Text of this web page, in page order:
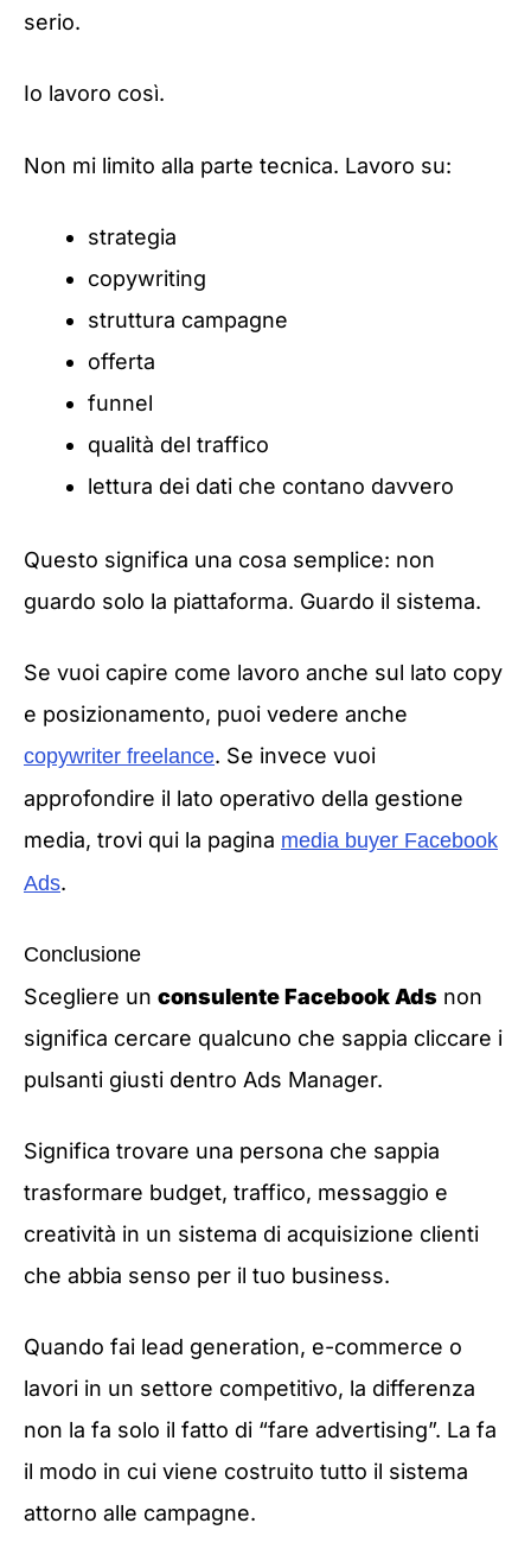
serio.
Io lavoro così.
Non mi limito alla parte tecnica. Lavoro su:
strategia
copywriting
struttura campagne
offerta
funnel
qualità del traffico
lettura dei dati che contano davvero
Questo significa una cosa semplice: non
guardo solo la piattaforma. Guardo il sistema.
Se vuoi capire come lavoro anche sul lato copy
e posizionamento, puoi vedere anche
copywriter freelance. Se invece vuoi
approfondire il lato operativo della gestione
media, trovi qui la pagina media buyer Facebook
Ads.
Conclusione
Scegliere un consulente Facebook Ads non
significa cercare qualcuno che sappia cliccare i
pulsanti giusti dentro Ads Manager.
Significa trovare una persona che sappia
trasformare budget, traffico, messaggio e
creatività in un sistema di acquisizione clienti
che abbia senso per il tuo business.
Quando fai lead generation, e-commerce o
lavori in un settore competitivo, la differenza
non la fa solo il fatto di “fare advertising”. La fa
il modo in cui viene costruito tutto il sistema
attorno alle campagne.